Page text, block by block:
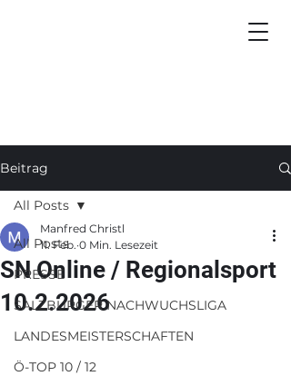
Beitrag
All Posts
PRESSE
SALZBURGER NACHWUCHSLIGA
LANDESMEISTERSCHAFTEN
Ö-TOP 10 / 12
All Posts
SN Online / Regionalsport
10.2.2026
Manfred Christl
11. Feb. 0 Min. Lesezeit